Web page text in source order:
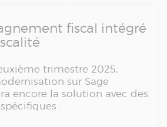
fiscal intégré
trimestre 2025,
sur Sage
encore la solution avec des
: